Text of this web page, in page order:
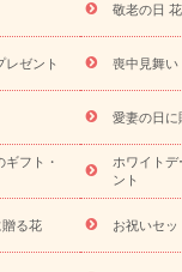
ワー
ペットのお供
お祝い返し お見舞い
観葉植物 ミディ
ら探す アレンジ
え・お悔やみ 胡蝶蘭
ディ胡蝶蘭・お供え
産直多肉植物
プ
み 花とセットギフ
ハナモア-）
花と
カラー ピンク イ
敬老の日
レゼント 喪中見舞い
愛妻の日に
フト・
ホワイト
ント
る花 お祝いセッ